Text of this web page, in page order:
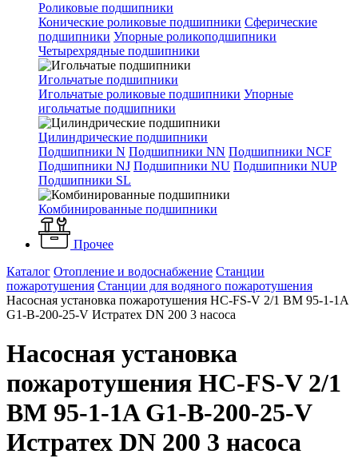
Роликовые подшипники
Конические роликовые подшипники Сферические
подшипники Упорные роликоподшипники
Четырехрядные подшипники
Игольчатые подшипники
Игольчатые роликовые подшипники Упорные
игольчатые подшипники
Цилиндрические подшипники
Подшипники N Подшипники NN Подшипники NCF
Подшипники NJ Подшипники NU Подшипники NUP
Подшипники SL
Комбинированные подшипники
Прочее
Каталог Отопление и водоснабжение Станции
пожаротушения Станции для водяного пожаротушения
Насосная установка пожаротушения HC-FS-V 2/1 BM 95-1-1A
G1-B-200-25-V Истратех DN 200 3 насоса
Насосная установка
пожаротушения HC-FS-V 2/1
BM 95-1-1A G1-B-200-25-V
Истратех DN 200 3 насоса